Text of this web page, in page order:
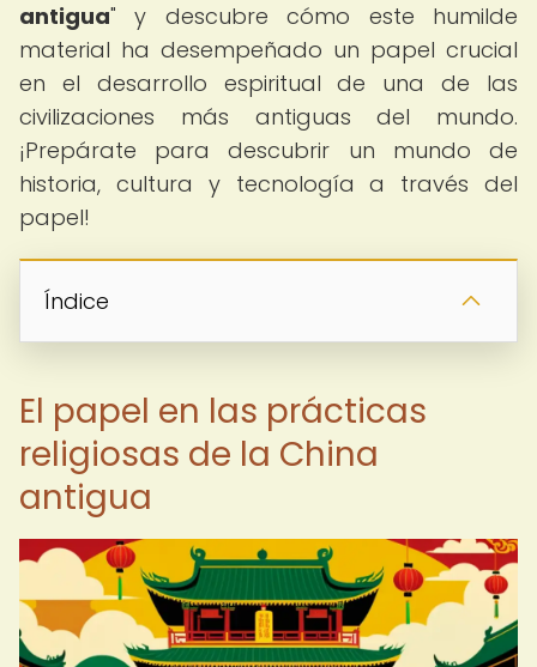
antigua" y descubre cómo este humilde
material ha desempeñado un papel crucial
en el desarrollo espiritual de una de las
civilizaciones más antiguas del mundo.
¡Prepárate para descubrir un mundo de
historia, cultura y tecnología a través del
papel!
Índice
El papel en las prácticas
religiosas de la China
antigua